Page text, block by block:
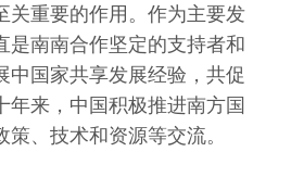
关重要的作用。作为主要发
是南南合作坚定的支持者和
中国家共享发展经验，共促
年来，中国积极推进南方国
、技术和资源等交流。